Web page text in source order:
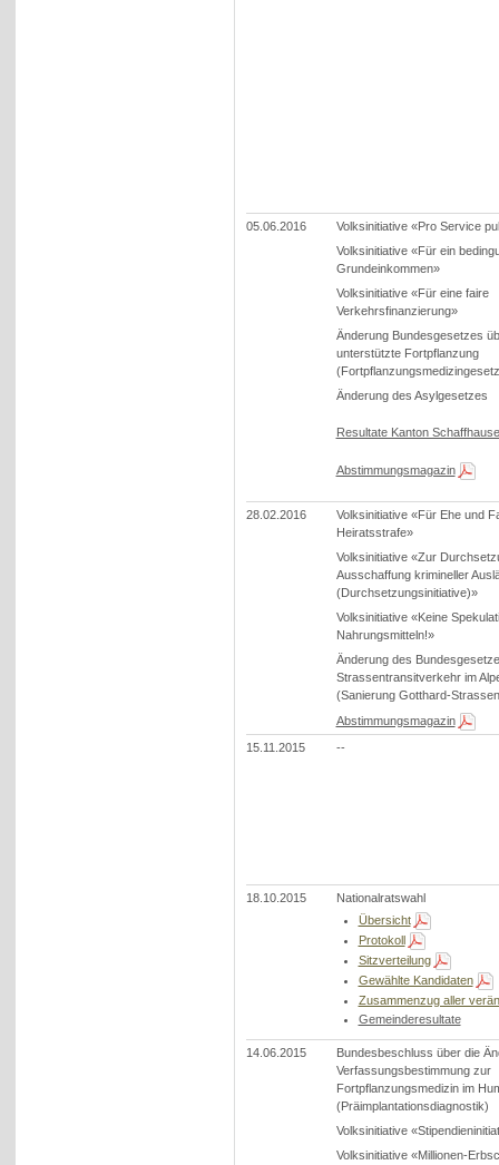
05.06.2016
Volksinitiative «Pro Service
Volksinitiative «Für ein
Grundeinkommen»
Volksinitiative «Für eine faire
Verkehrsfinanzierung»
Änderung Bundesgesetzes
unterstützte Fortpflanzung
Änderung des Asylgesetzes
Resultate Kanton
Abstimmungsmagazin
28.02.2016
Volksinitiative «Für Ehe und
Heiratsstrafe»
Volksinitiative «Zur
Ausschaffung krimineller
(Durchsetzungsinitiative)»
Volksinitiative «Keine
Nahrungsmitteln!»
Änderung des
Strassentransitverkehr im
(Sanierung Gotthard-
Abstimmungsmagazin
15.11.2015
--
18.10.2015
Nationalratswahl
Übersicht
Protokoll
Sitzverteilung
Gewählte Kandidaten
Zusammenzug aller
Gemeinderesultate
14.06.2015
Bundesbeschluss über die
Verfassungsbestimmung zur
Fortpflanzungsmedizin im
(Präimplantationsdiagnostik)
Volksinitiative
Volksinitiative «Millionen-